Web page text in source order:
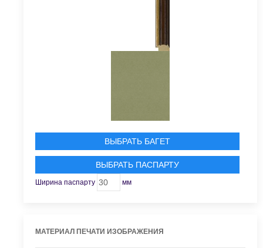
ВЫБРАТЬ БАГЕТ
ВЫБРАТЬ ПАСПАРТУ
Ширина паспарту мм
МАТЕРИАЛ ПЕЧАТИ ИЗОБРАЖЕНИЯ